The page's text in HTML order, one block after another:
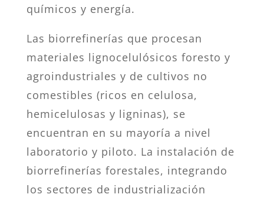
químicos y energía.
Las biorrefinerías que procesan
materiales lignocelulósicos foresto y
agroindustriales y de cultivos no
comestibles (ricos en celulosa,
hemicelulosas y ligninas), se
encuentran en su mayoría a nivel
laboratorio y piloto. La instalación de
biorrefinerías forestales, integrando
los sectores de industrialización